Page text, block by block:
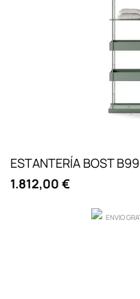
ESTANTERÍA BOST B99
1.812,00 €
ENVIO